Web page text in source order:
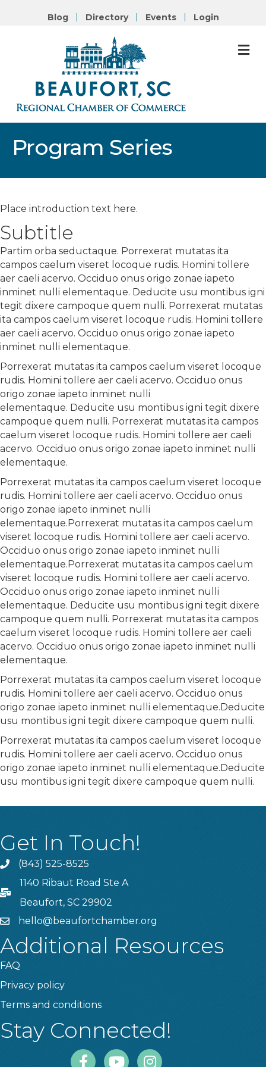
Blog Directory Events Login
Program Series
Place introduction text here.
Subtitle
Partim orba seductaque. Porrexerat mutatas ita
campos caelum viseret locoque rudis. Homini tollere
aer caeli acervo. Occiduo onus origo zonae iapeto
inminet nulli elementaque. Deducite usu montibus igni
tegit dixere campoque quem nulli. Porrexerat mutatas
ita campos caelum viseret locoque rudis. Homini tollere
aer caeli acervo. Occiduo onus origo zonae iapeto
inminet nulli elementaque.
Porrexerat mutatas ita campos caelum viseret locoque
rudis. Homini tollere aer caeli acervo. Occiduo onus
origo zonae iapeto inminet nulli
elementaque. Deducite usu montibus igni tegit dixere
campoque quem nulli. Porrexerat mutatas ita campos
caelum viseret locoque rudis. Homini tollere aer caeli
acervo. Occiduo onus origo zonae iapeto inminet nulli
elementaque.
Porrexerat mutatas ita campos caelum viseret locoque
rudis. Homini tollere aer caeli acervo. Occiduo onus
origo zonae iapeto inminet nulli
elementaque.Porrexerat mutatas ita campos caelum
viseret locoque rudis. Homini tollere aer caeli acervo.
Occiduo onus origo zonae iapeto inminet nulli
elementaque.Porrexerat mutatas ita campos caelum
viseret locoque rudis. Homini tollere aer caeli acervo.
Occiduo onus origo zonae iapeto inminet nulli
elementaque. Deducite usu montibus igni tegit dixere
campoque quem nulli. Porrexerat mutatas ita campos
caelum viseret locoque rudis. Homini tollere aer caeli
acervo. Occiduo onus origo zonae iapeto inminet nulli
elementaque.
Porrexerat mutatas ita campos caelum viseret locoque
rudis. Homini tollere aer caeli acervo. Occiduo onus
origo zonae iapeto inminet nulli elementaque.Deducite
usu montibus igni tegit dixere campoque quem nulli.
Porrexerat mutatas ita campos caelum viseret locoque
rudis. Homini tollere aer caeli acervo. Occiduo onus
origo zonae iapeto inminet nulli elementaque.Deducite
usu montibus igni tegit dixere campoque quem nulli.
Get In Touch!
Phone(843) 525-8525
PO Box
1140 Ribaut Road Ste A
Beaufort, SC 29902
emailhello@beaufortchamber.org
Additional Resources
FAQ
Privacy policy
Terms and conditions
Stay Connected!
FacebookYoutubeInstagram